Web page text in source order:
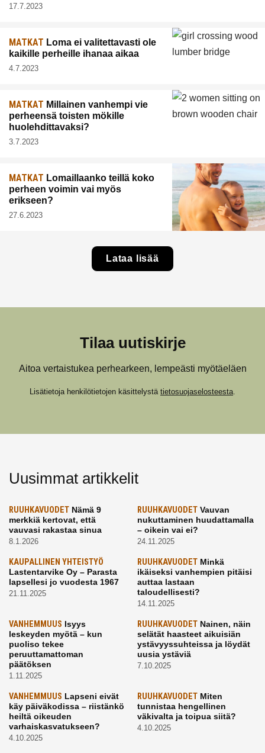
17.7.2023
MATKAT Loma ei valitettavasti ole
kaikille perheille ihanaa aikaa
4.7.2023
MATKAT Millainen vanhempi vie
perheensä toisten mökille
huolehdittavaksi?
3.7.2023
MATKAT Lomaillaanko teillä koko
perheen voimin vai myös
erikseen?
27.6.2023
Lataa lisää
Tilaa uutiskirje
Aitoa vertaistukea perhearkeen, lempeästi myötäeläen
Lisätietoja henkilötietojen käsittelystä tietosuojaselosteesta.
Uusimmat artikkelit
RUUHKAVUODET Nämä 9
merkkiä kertovat, että
vauvasi rakastaa sinua
8.1.2026
RUUHKAVUODETVauvan
nukuttaminen huudattamalla
– oikein vai ei?
24.11.2025
KAUPALLINEN YHTEISTYÖ
Lastentarvike Oy – Parasta
lapsellesi jo vuodesta 1967
21.11.2025
RUUHKAVUODETMinkä
ikäiseksi vanhempien pitäisi
auttaa lastaan
taloudellisesti?
14.11.2025
VANHEMMUUS Isyys
leskeyden myötä – kun
puoliso tekee
peruuttamattoman
päätöksen
1.11.2025
RUUHKAVUODETNainen, näin
selätät haasteet aikuisiän
ystävyyssuhteissa ja löydät
uusia ystäviä
7.10.2025
VANHEMMUUS Lapseni eivät
käy päiväkodissa – riistänkö
heiltä oikeuden
varhaiskasvatukseen?
4.10.2025
RUUHKAVUODETMiten
tunnistaa hengellinen
väkivalta ja toipua siitä?
4.10.2025